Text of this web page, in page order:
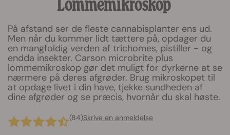
Lommemikroskop
På afstand ser de fleste cannabisplanter ens ud.
Men når du kommer lidt tættere på, opdager du
en mangfoldig verden af trichomes, pistiller - og
endda insekter. Carson microbrite plus
lommemikroskop gør det muligt for dyrkerne at se
nærmere på deres afgrøder. Brug mikroskopet til
at opdage livet i din have, tjekke sundheden af
dine afgrøder og se præcis, hvornår du skal høste.
(84)Skrive en anmeldelse